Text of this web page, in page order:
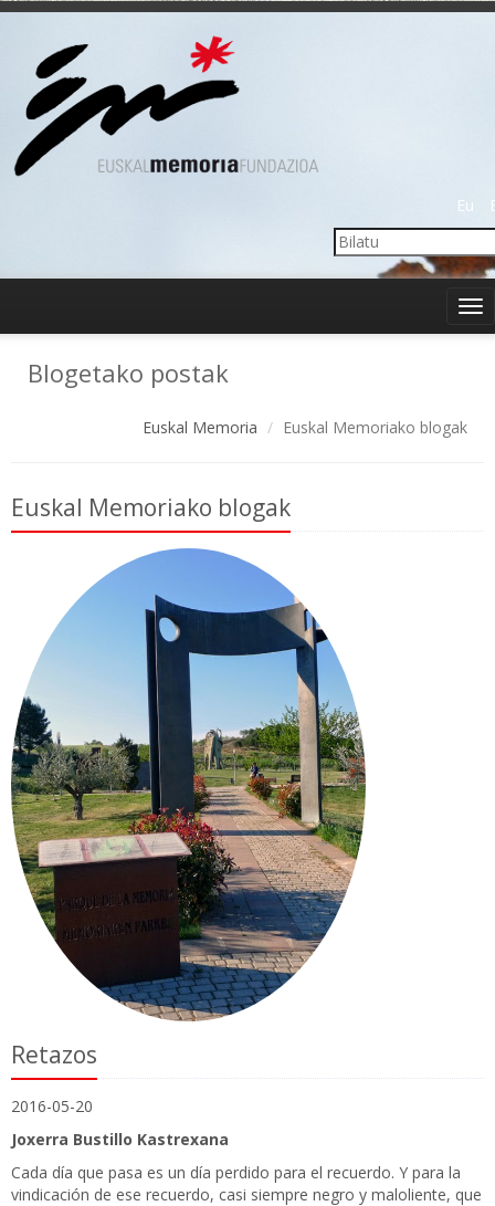
Eu
Blogetako postak
Euskal Memoria Euskal Memoriako blogak
Euskal Memoriako blogak
Retazos
2016-05-20
Joxerra Bustillo Kastrexana
Cada día que pasa es un día perdido para el recuerdo. Y para la
vindicación de ese recuerdo, casi siempre negro y maloliente, que